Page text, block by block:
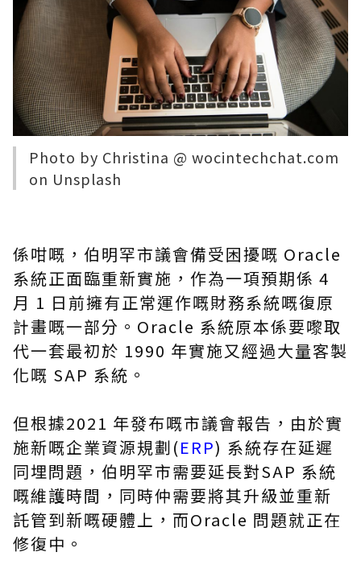
Photo by Christina @ wocintechchat.com
on Unsplash
係咁嘅，伯明罕市議會備受困擾嘅 Oracle
系統正面臨重新實施，作為一項預期係 4
月 1 日前擁有正常運作嘅財務系統嘅復原
計畫嘅一部分。Oracle 系統原本係要嚟取
代一套最初於 1990 年實施又經過大量客製
化嘅 SAP 系統。
但根據2021 年發布嘅市議會報告，由於實
施新嘅企業資源規劃(ERP) 系統存在延遲
同埋問題，伯明罕市需要延長對SAP 系統
嘅維護時間，同時仲需要將其升級並重新
託管到新嘅硬體上，而Oracle 問題就正在
修復中。